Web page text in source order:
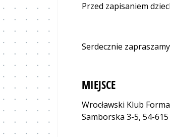
Przed zapisaniem
Serdecznie
MIEJSCE
Wrocławski Klub
Samborska 3-5, 54-615